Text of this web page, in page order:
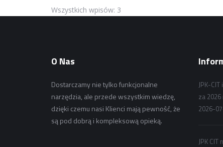
Wszystkich wpisów: 3
O Nas
Dostarczamy nie tylko funkcjonalne
narzędzia, ale przede wszystkim wiedzę,
dzięki czemu nasi Klienci mają pewność, że
są pod dobrą i kompleksową opieką.
JPK-
za 2026
2026-
JPK